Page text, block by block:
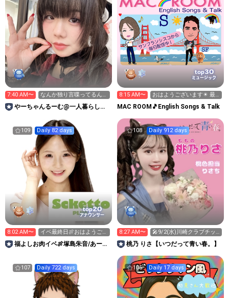
7:40 AM〜
なんか独り言喋ってるんだ
なーって思いながら聞いて
やーちゃんるーむ@一人暮らし準
top30
ミュージック
8:15 AM〜
おはようございます☀ 最
終日！次枠21:05〜
MAC ROOM🎵English Songs & Talk
109 Daily 82 days
top20
アナウンサー
8:02 AM〜
イベ最終日🍖おはようござ
います☀
福よしお肉イベ🍖塚島朱音/あーに
108 Daily 912 days
8:27 AM〜
🎤9/2(水)川崎クラブチッ
タ🌸ワンマンライブ🌸
桃乃 りさ【いつだって青い春。】
107 Daily 722 days 105 Daily 17 days